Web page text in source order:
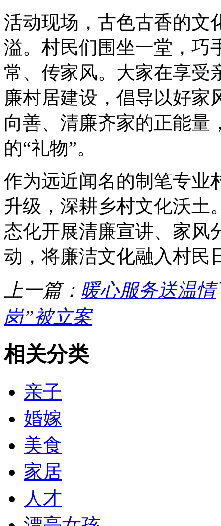
活动现场，古色古香的文
溢。村民们围坐一堂，巧
常、传家风。大家在享受
廉村居建设，倡导以好家
向善、清廉齐家的正能量
的“礼物”。
作为远近闻名的制笔专业
升级，深耕乡村文化沃土
态化开展清廉宣讲、家风
动，将廉洁文化融入村民
上一篇： 暖心服务送温情
岗”被立案
相关分类
亲子
婚嫁
美食
家居
人才